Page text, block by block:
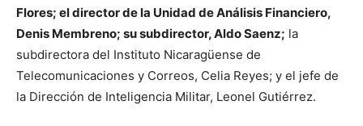
Flores; el director de la Unidad de Análisis Financiero,
Denis Membreno; su subdirector, Aldo Saenz; la
subdirectora del Instituto Nicaragüense de
Telecomunicaciones y Correos, Celia Reyes; y el jefe de
la Dirección de Inteligencia Militar, Leonel Gutiérrez.